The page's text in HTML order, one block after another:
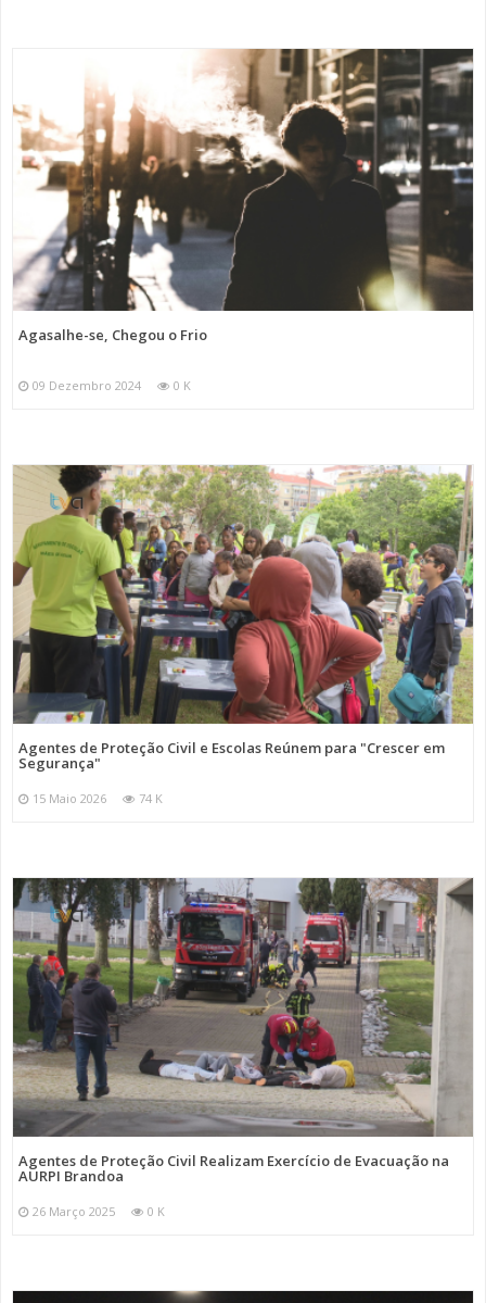
Agasalhe-se, Chegou o Frio
09 Dezembro 2024 0 K
Agentes de Proteção Civil e Escolas Reúnem para "Crescer em
Segurança"
15 Maio 2026 74 K
Agentes de Proteção Civil Realizam Exercício de Evacuação na
AURPI Brandoa
26 Março 2025 0 K